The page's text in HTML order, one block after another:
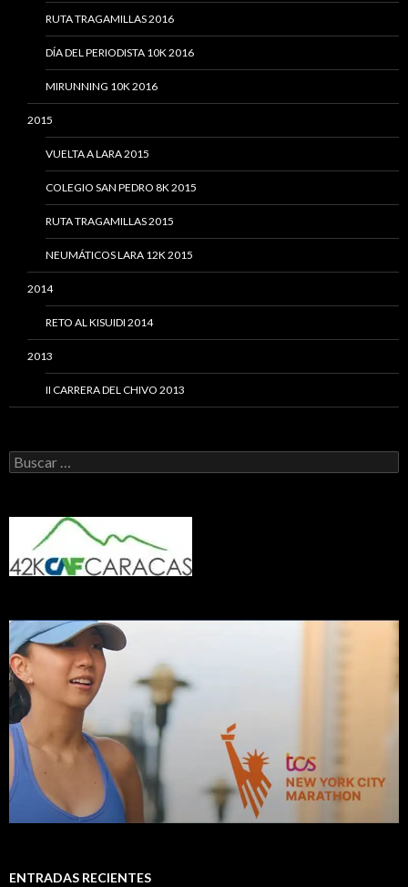
RUTA TRAGAMILLAS 2016
DÍA DEL PERIODISTA 10K 2016
MIRUNNING 10K 2016
2015
VUELTA A LARA 2015
COLEGIO SAN PEDRO 8K 2015
RUTA TRAGAMILLAS 2015
NEUMÁTICOS LARA 12K 2015
2014
RETO AL KISUIDI 2014
2013
II CARRERA DEL CHIVO 2013
Buscar:
ENTRADAS RECIENTES